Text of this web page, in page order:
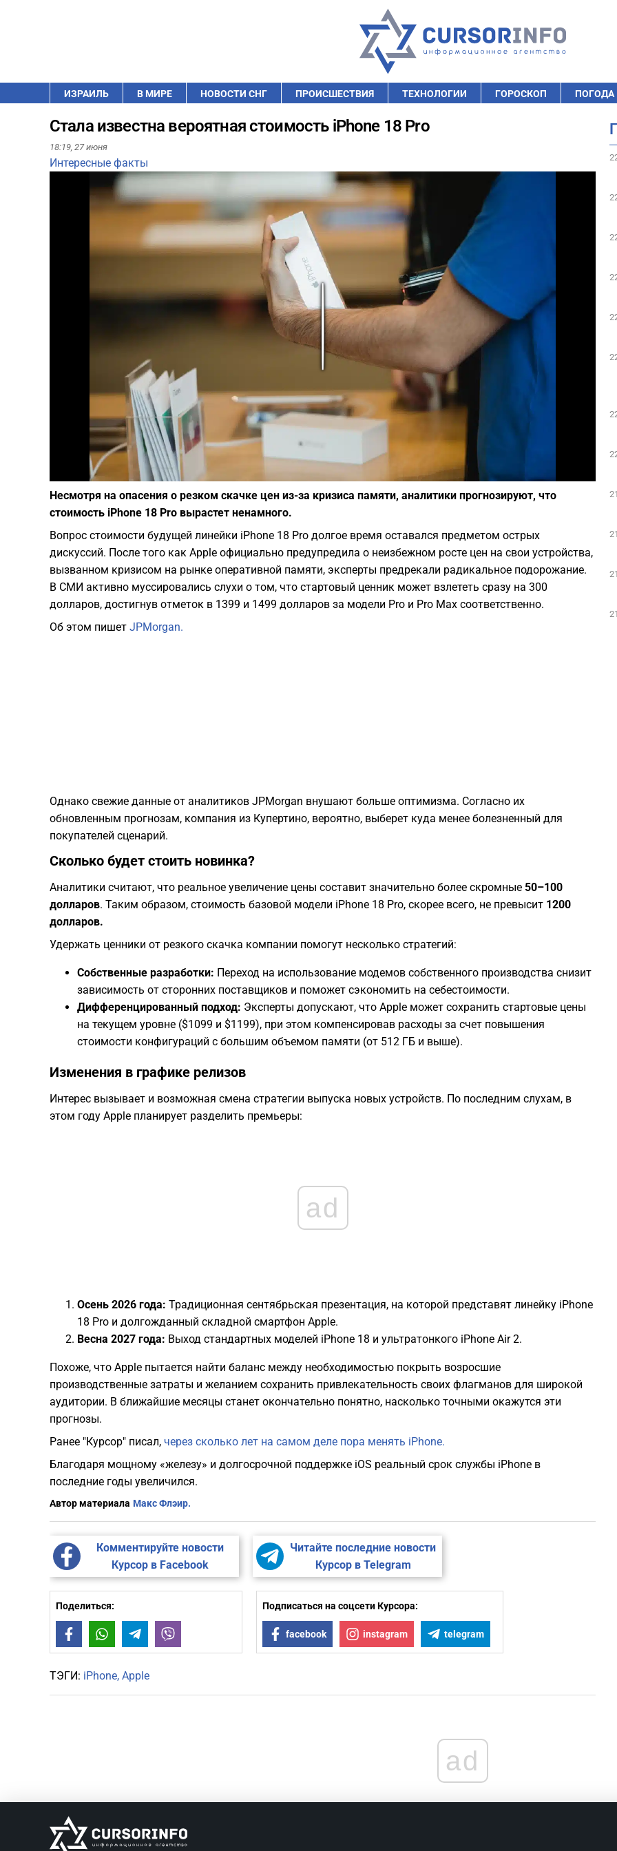
ИЗРАИЛЬ В МИРЕ НОВОСТИ СНГ ПРОИСШЕСТВИЯ ТЕХНОЛОГИИ ГОРОСКОП ПОГОДА
Стала известна вероятная стоимость iPhone 18 Pro
18:19, 27 июня
Интересные факты
Play
Несмотря на опасения о резком скачке цен из-за кризиса памяти, аналитики прогнозируют, что
стоимость iPhone 18 Pro вырастет ненамного.
Вопрос стоимости будущей линейки iPhone 18 Pro долгое время оставался предметом острых
дискуссий. После того как Apple официально предупредила о неизбежном росте цен на свои устройства,
вызванном кризисом на рынке оперативной памяти, эксперты предрекали радикальное подорожание.
В СМИ активно муссировались слухи о том, что стартовый ценник может взлететь сразу на 300
долларов, достигнув отметок в 1399 и 1499 долларов за модели Pro и Pro Max соответственно.
Об этом пишет JPMorgan.
​Однако свежие данные от аналитиков JPMorgan внушают больше оптимизма. Согласно их
обновленным прогнозам, компания из Купертино, вероятно, выберет куда менее болезненный для
покупателей сценарий.
​Сколько будет стоить новинка?
​Аналитики считают, что реальное увеличение цены составит значительно более скромные 50–100
долларов. Таким образом, стоимость базовой модели iPhone 18 Pro, скорее всего, не превысит 1200
долларов.
​Удержать ценники от резкого скачка компании помогут несколько стратегий:
Собственные разработки: Переход на использование модемов собственного производства снизит
зависимость от сторонних поставщиков и поможет сэкономить на себестоимости.
Дифференцированный подход: Эксперты допускают, что Apple может сохранить стартовые цены
на текущем уровне ($1099 и $1199), при этом компенсировав расходы за счет повышения
стоимости конфигураций с большим объемом памяти (от 512 ГБ и выше).
​Изменения в графике релизов
​Интерес вызывает и возможная смена стратегии выпуска новых устройств. По последним слухам, в
этом году Apple планирует разделить премьеры:
ad
Осень 2026 года: Традиционная сентябрьская презентация, на которой представят линейку iPhone
18 Pro и долгожданный складной смартфон Apple.
Весна 2027 года: Выход стандартных моделей iPhone 18 и ультратонкого iPhone Air 2.
​Похоже, что Apple пытается найти баланс между необходимостью покрыть возросшие
производственные затраты и желанием сохранить привлекательность своих флагманов для широкой
аудитории. В ближайшие месяцы станет окончательно понятно, насколько точными окажутся эти
прогнозы.
Ранее "Курсор" писал, через сколько лет на самом деле пора менять iPhone.
Благодаря мощному «железу» и долгосрочной поддержке iOS реальный срок службы iPhone в
последние годы увеличился.
Автор материала Макс Флэир.
Комментируйте новости
Курсор в Facebook
Читайте последние новости
Курсор в Telegram
Поделиться:
FacebookWhatsAppTelegram
Подписаться на соцсети Курсора:
facebook instagram telegram
ТЭГИ: iPhone Apple
ad